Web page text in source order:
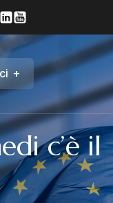
ci +
c’è il